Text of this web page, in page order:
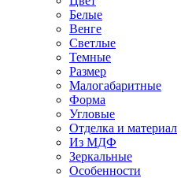
Белые
Венге
Светлые
Темные
Размер
Малогабаритные
Форма
Угловые
Отделка и материал
Из МДФ
Зеркальные
Особенности